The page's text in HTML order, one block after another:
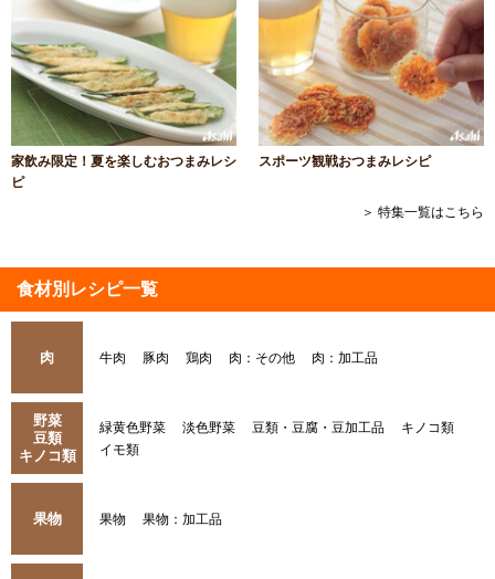
家飲み限定！夏を楽しむおつまみレシ
ピ
スポーツ観戦おつまみレシピ
＞ 特集一覧はこちら
食材別レシピ一覧
肉 牛肉 豚肉 鶏肉 肉：その他 肉：加工品
野菜
豆類
キノコ類
緑黄色野菜 淡色野菜 豆類・豆腐・豆加工品
キノコ類
イモ類
果物 果物 果物：加工品